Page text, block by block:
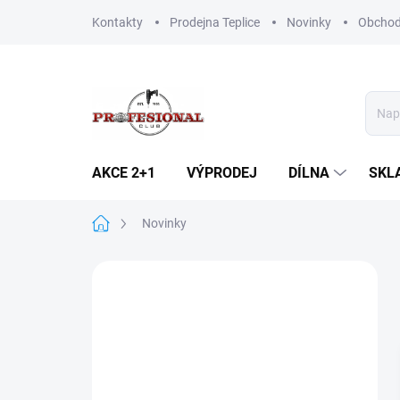
Kontakty Prodejna Teplice Novinky
AKCE 2+1 VÝPRODEJ DÍLNA
Domů Novinky